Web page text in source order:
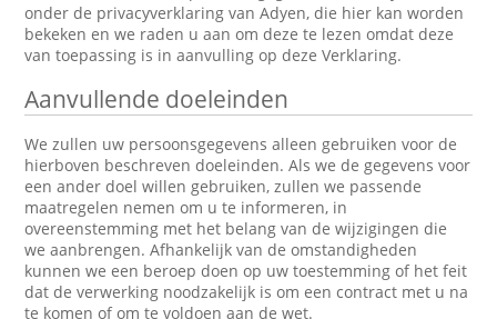
onder de privacyverklaring van Adyen, die hier kan worden
bekeken en we raden u aan om deze te lezen omdat deze
van toepassing is in aanvulling op deze Verklaring.
Aanvullende doeleinden
We zullen uw persoonsgegevens alleen gebruiken voor de
hierboven beschreven doeleinden. Als we de gegevens voor
een ander doel willen gebruiken, zullen we passende
maatregelen nemen om u te informeren, in
overeenstemming met het belang van de wijzigingen die
we aanbrengen. Afhankelijk van de omstandigheden
kunnen we een beroep doen op uw toestemming of het feit
dat de verwerking noodzakelijk is om een contract met u na
te komen of om te voldoen aan de wet.